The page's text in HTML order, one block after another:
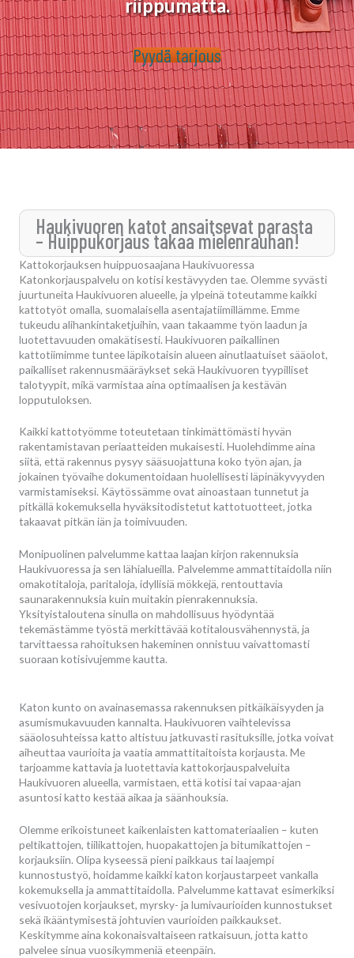
riippumatta.
Pyydä tarjous
Haukivuoren katot ansaitsevat parasta
– Huippukorjaus takaa mielenrauhan!
Kattokorjauksen huippuosaajana Haukivuoressa
Katonkorjauspalvelu on kotisi kestävyyden tae. Olemme syvästi
juurtuneita Haukivuoren alueelle, ja ylpeinä toteutamme kaikki
kattotyöt omalla, suomalaisella asentajatiimillämme. Emme
tukeudu alihankintaketjuihin, vaan takaamme työn laadun ja
luotettavuuden omakätisesti. Haukivuoren paikallinen
kattotiimimme tuntee läpikotaisin alueen ainutlaatuiset sääolot,
paikalliset rakennusmääräykset sekä Haukivuoren tyypilliset
talotyypit, mikä varmistaa aina optimaalisen ja kestävän
lopputuloksen.
Kaikki kattotyömme toteutetaan tinkimättömästi hyvän
rakentamistavan periaatteiden mukaisesti. Huolehdimme aina
siitä, että rakennus pysyy sääsuojattuna koko työn ajan, ja
jokainen työvaihe dokumentoidaan huolellisesti läpinäkyvyyden
varmistamiseksi. Käytössämme ovat ainoastaan tunnetut ja
pitkällä kokemuksella hyväksitodistetut kattotuotteet, jotka
takaavat pitkän iän ja toimivuuden.
Monipuolinen palvelumme kattaa laajan kirjon rakennuksia
Haukivuoressa ja sen lähialueilla. Palvelemme ammattitaidolla niin
omakotitaloja, paritaloja, idyllisiä mökkejä, rentouttavia
saunarakennuksia kuin muitakin pienrakennuksia.
Yksityistaloutena sinulla on mahdollisuus hyödyntää
tekemästämme työstä merkittävää kotitalousvähennystä, ja
tarvittaessa rahoituksen hakeminen onnistuu vaivattomasti
suoraan kotisivujemme kautta.
Katon kunto on avainasemassa rakennuksen pitkäikäisyyden ja
asumismukavuuden kannalta. Haukivuoren vaihtelevissa
sääolosuhteissa katto altistuu jatkuvasti rasituksille, jotka voivat
aiheuttaa vaurioita ja vaatia ammattitaitoista korjausta. Me
tarjoamme kattavia ja luotettavia kattokorjauspalveluita
Haukivuoren alueella, varmistaen, että kotisi tai vapaa-ajan
asuntosi katto kestää aikaa ja säänhouksia.
Olemme erikoistuneet kaikenlaisten kattomateriaalien – kuten
peltikattojen, tiilikattojen, huopakattojen ja bitumikattojen –
korjauksiin. Olipa kyseessä pieni paikkaus tai laajempi
kunnostustyö, hoidamme kaikki katon korjaustarpeet vankalla
kokemuksella ja ammattitaidolla. Palvelumme kattavat esimerkiksi
vesivuotojen korjaukset, myrsky- ja lumivaurioiden kunnostukset
sekä ikääntymisestä johtuvien vaurioiden paikkaukset.
Keskitymme aina kokonaisvaltaiseen ratkaisuun, jotta katto
palvelee sinua vuosikymmeniä eteenpäin.